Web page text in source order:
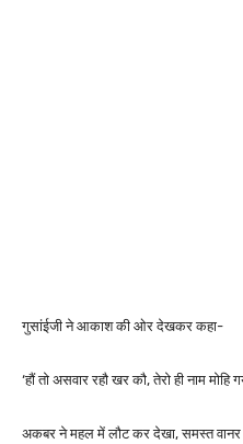
गुसांईजी ने आकाश की ओर देखकर कहा-
‘हौं तो असवार रहौ खर कौ, तेरो ही नाम मोहि
अकबर ने महल में लौट कर देखा, समस्त